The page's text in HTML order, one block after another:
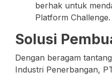
berhak untuk
Platform Challenge.
Solusi
Dengan beragam
Industri Penerbangan,